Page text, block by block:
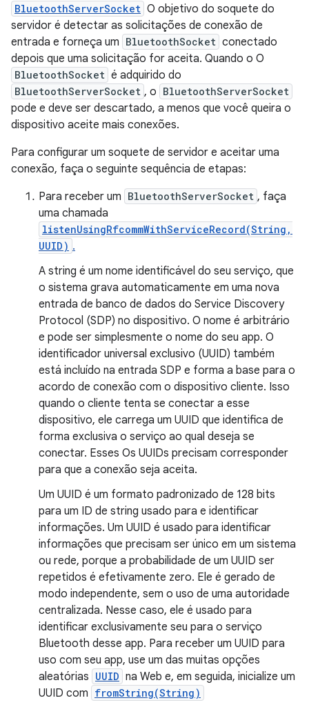
BluetoothServerSocket O objetivo do soquete do
servidor é detectar as solicitações de conexão de
entrada e forneça um BluetoothSocket conectado
depois que uma solicitação for aceita. Quando o O
BluetoothSocket é adquirido do
BluetoothServerSocket , o BluetoothServerSocket
pode e deve ser descartado, a menos que você queira o
dispositivo aceite mais conexões.
Para configurar um soquete de servidor e aceitar uma
conexão, faça o seguinte sequência de etapas:
Para receber um BluetoothServerSocket , faça
uma chamada
listenUsingRfcommWithServiceRecord(String,
UUID) .
A string é um nome identificável do seu serviço, que
o sistema grava automaticamente em uma nova
entrada de banco de dados do Service Discovery
Protocol (SDP) no dispositivo. O nome é arbitrário
e pode ser simplesmente o nome do seu app. O
identificador universal exclusivo (UUID) também
está incluído na entrada SDP e forma a base para o
acordo de conexão com o dispositivo cliente. Isso
quando o cliente tenta se conectar a esse
dispositivo, ele carrega um UUID que identifica de
forma exclusiva o serviço ao qual deseja se
conectar. Esses Os UUIDs precisam corresponder
para que a conexão seja aceita.
Um UUID é um formato padronizado de 128 bits
para um ID de string usado para e identificar
informações. Um UUID é usado para identificar
informações que precisam ser único em um sistema
ou rede, porque a probabilidade de um UUID ser
repetidos é efetivamente zero. Ele é gerado de
modo independente, sem o uso de uma autoridade
centralizada. Nesse caso, ele é usado para
identificar exclusivamente seu para o serviço
Bluetooth desse app. Para receber um UUID para
uso com seu app, use um das muitas opções
aleatórias UUID na Web e, em seguida, inicialize um
UUID com fromString(String)